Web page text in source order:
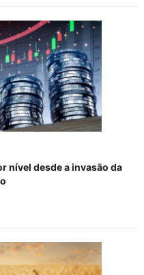
nível desde a invasão da